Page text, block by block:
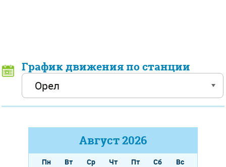
График движения по станции
Август2026
Пн Вт Ср Чт Пт Сб
Вс